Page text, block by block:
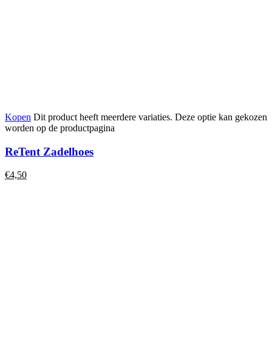
Kopen Dit product heeft meerdere variaties. Deze optie kan gekozen
worden op de productpagina
ReTent Zadelhoes
€4,50